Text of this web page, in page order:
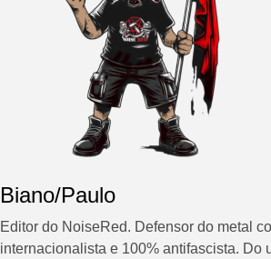
Biano/Paulo
Editor do NoiseRed. Defensor do metal
internacionalista e 100% antifascista. Do